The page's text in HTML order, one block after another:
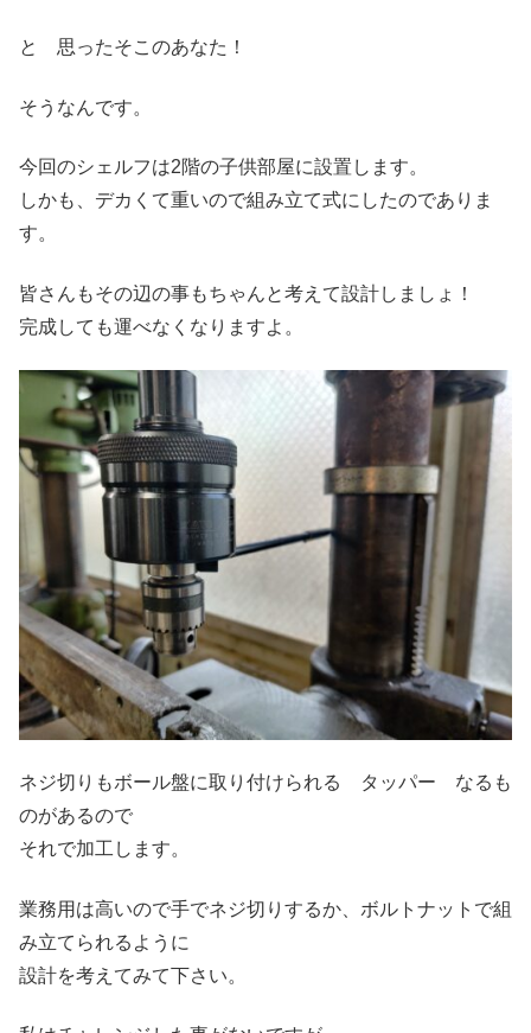
と 思ったそこのあなた！
そうなんです。
今回のシェルフは2階の子供部屋に設置します。
しかも、デカくて重いので組み立て式にしたのでありま
す。
皆さんもその辺の事もちゃんと考えて設計しましょ！
完成しても運べなくなりますよ。
ネジ切りもボール盤に取り付けられる タッパー なるも
のがあるので
それで加工します。
業務用は高いので手でネジ切りするか、ボルトナットで組
み立てられるように
設計を考えてみて下さい。